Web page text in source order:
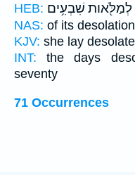
HEB: לְמַלֹּ֖אות שִׁבְעִ֥ים
NAS: of its desolation
KJV: she lay desolate
INT: the days
seventy
71 Occurrences